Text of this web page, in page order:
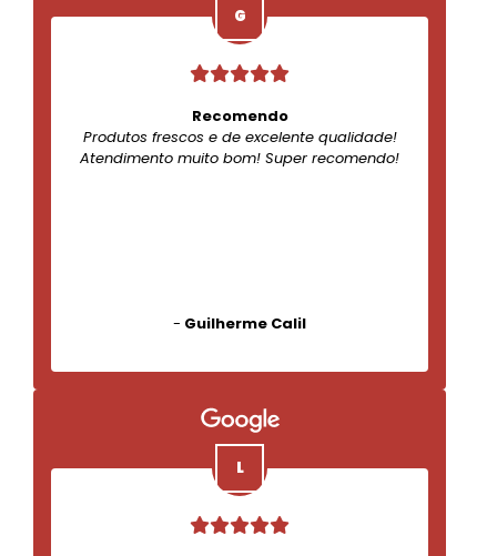
Recomendo
Produtos frescos e de excelente qualidade!
Atendimento muito bom! Super recomendo!
- Guilherme Calil